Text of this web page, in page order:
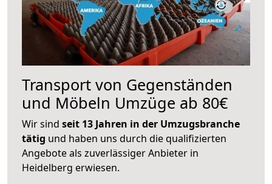
Transport von Gegenständen
und Möbeln Umzüge ab 80€
Wir sind seit 13 Jahren in der Umzugsbranche
tätig und haben uns durch die qualifizierten
Angebote als zuverlässiger Anbieter in
Heidelberg erwiesen.